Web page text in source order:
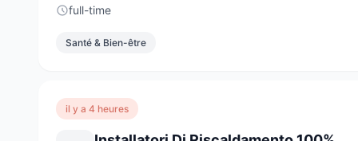
full-time
Santé & Bien-être
il y a 4 heures